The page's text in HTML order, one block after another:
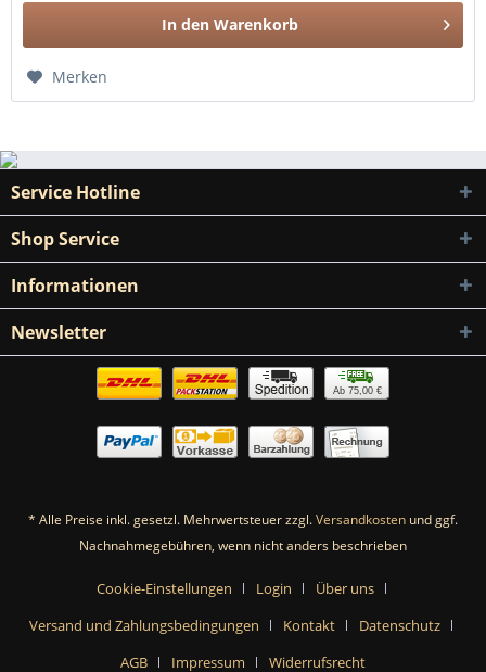
In den Warenkorb
Merken
Service Hotline
Shop Service
Informationen
Newsletter
Ab 75,00 €
* Alle Preise inkl. gesetzl. Mehrwertsteuer zzgl.Versandkosten und ggf.
Nachnahmegebühren, wenn nicht anders beschrieben
Cookie-Einstellungen Login
Über uns
Versand und Zahlungsbedingungen
Kontakt
Datenschutz
AGB
Impressum Widerrufsrecht